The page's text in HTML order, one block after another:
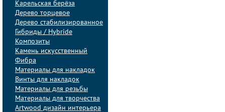
Карельская берёза
Дерево торцевое
Дерево стабилизированное
Гибриды / Hybride
Композиты
Камень искусственный
Фибра
Материалы для накладок
Винты для накладок
Материалы для резьбы
Материалы для творчества
Artwood дизайн интерьера